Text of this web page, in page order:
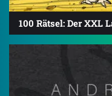
100 Rätsel: Der XXL